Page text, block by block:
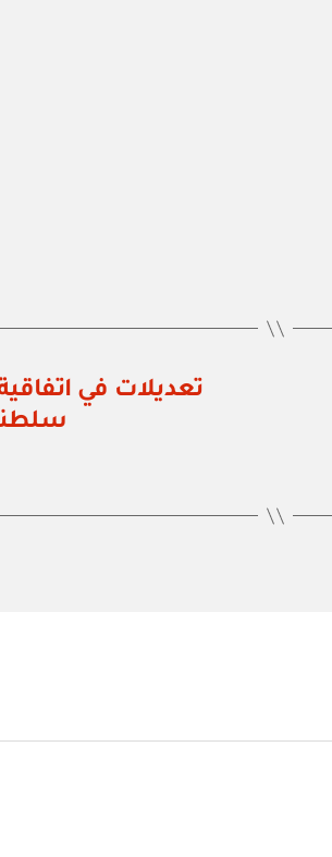
تعديلات في